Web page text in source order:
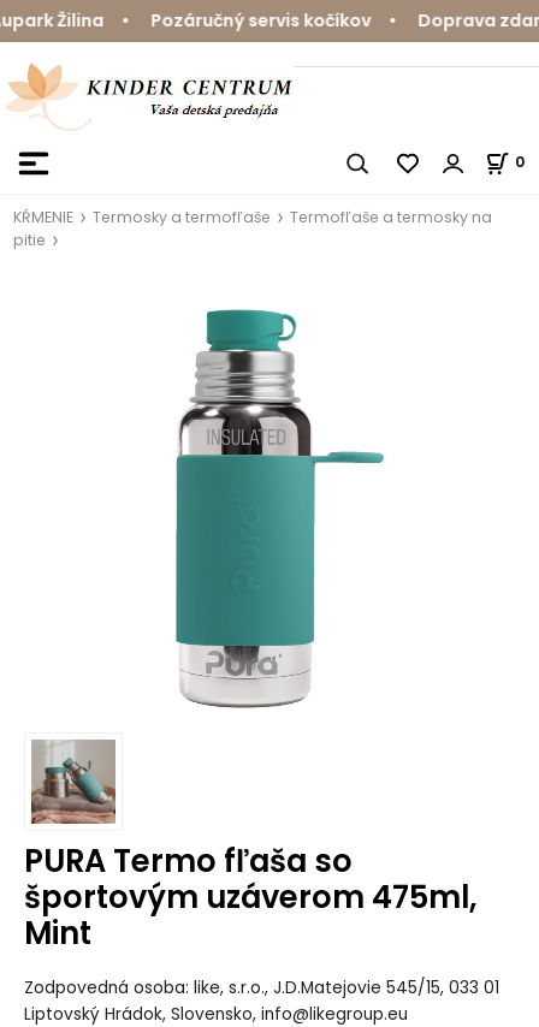
Žilina • Pozáručný servis kočíkov • Doprava
0
KŔMENIE Termosky a termofľaše
Termofľaše a termosky na
pitie
PURA Termo fľaša so
športovým uzáverom 475ml,
Mint
Zodpovedná osoba: like, s.r.o., J.D.Matejovie 545/15, 033 01
Liptovský Hrádok, Slovensko, info@likegroup.eu